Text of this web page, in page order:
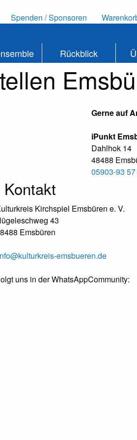
Spenden / Sponsoren
Rückblick
Gerne auf
iPunkt
Dahlhok 14
48488
05903-93
Kontakt
Kirchspiel Emsbüren e. V.
43
Emsbüren
emsbueren.de
uns in der WhatsAppCommunity: